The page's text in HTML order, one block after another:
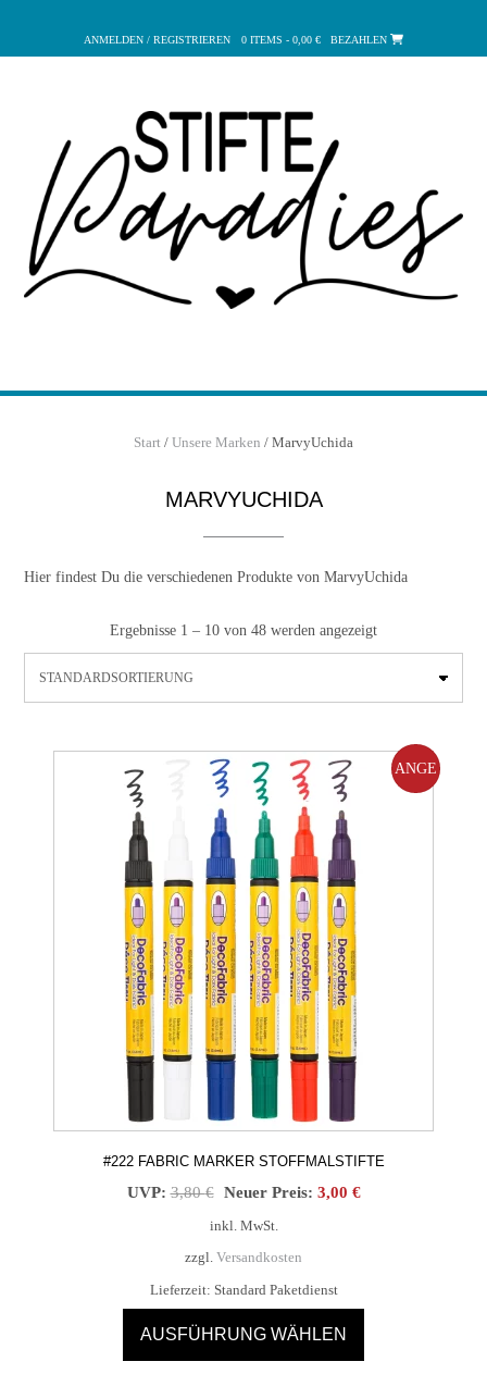
springen
ANMELDEN / REGISTRIEREN 0 ITEMS - 0,00 € BEZAHLEN
Start / Unsere Marken / MarvyUchida
MARVYUCHIDA
Hier findest Du die verschiedenen Produkte von MarvyUchida
Ergebnisse 1 – 10 von 48 werden angezeigt
ANGE
#222 FABRIC MARKER STOFFMALSTIFTE
UVP: 3,80€ Ursprünglicher
3,80 €
Neuer Preis: 3,00 €Aktueller
inkl. MwSt.
zzgl. Versandkosten
Lieferzeit: Standard Paketdienst
AUSFÜHRUNG WÄHLEN